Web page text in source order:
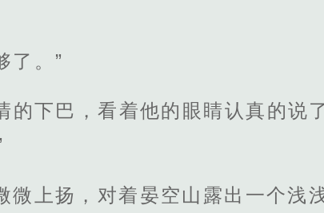
了。”
的下巴，看着他的眼睛认真的说
上扬，对着晏空山露出一个浅